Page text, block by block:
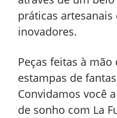
práticas
inovadores.
Peças feitas à
estampas de
Convidamos você
de sonho com La